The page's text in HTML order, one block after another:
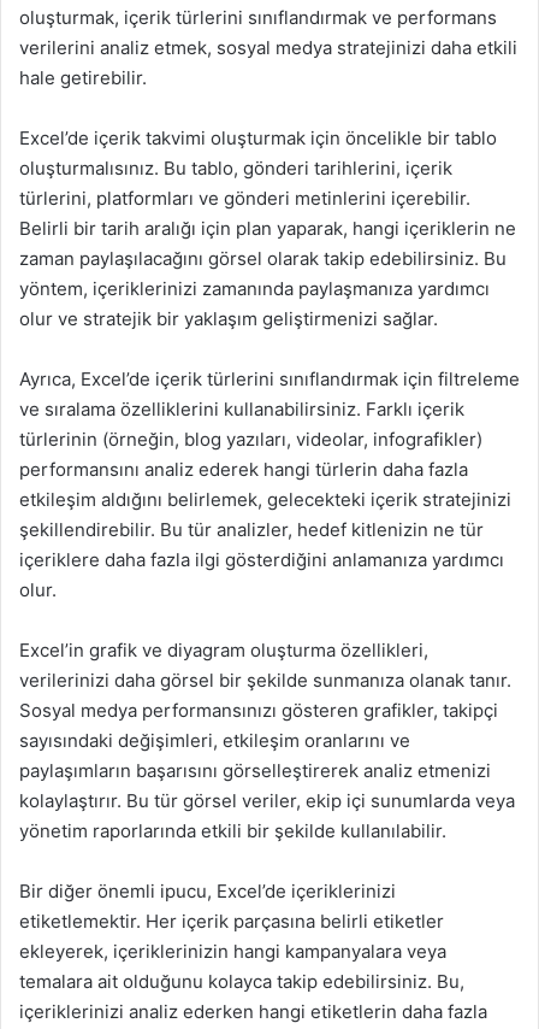
oluşturmak, içerik türlerini sınıflandırmak ve performans
verilerini analiz etmek, sosyal medya stratejinizi daha etkili
hale getirebilir.
Excel’de içerik takvimi oluşturmak için öncelikle bir tablo
oluşturmalısınız. Bu tablo, gönderi tarihlerini, içerik
türlerini, platformları ve gönderi metinlerini içerebilir.
Belirli bir tarih aralığı için plan yaparak, hangi içeriklerin ne
zaman paylaşılacağını görsel olarak takip edebilirsiniz. Bu
yöntem, içeriklerinizi zamanında paylaşmanıza yardımcı
olur ve stratejik bir yaklaşım geliştirmenizi sağlar.
Ayrıca, Excel’de içerik türlerini sınıflandırmak için filtreleme
ve sıralama özelliklerini kullanabilirsiniz. Farklı içerik
türlerinin (örneğin, blog yazıları, videolar, infografikler)
performansını analiz ederek hangi türlerin daha fazla
etkileşim aldığını belirlemek, gelecekteki içerik stratejinizi
şekillendirebilir. Bu tür analizler, hedef kitlenizin ne tür
içeriklere daha fazla ilgi gösterdiğini anlamanıza yardımcı
olur.
Excel’in grafik ve diyagram oluşturma özellikleri,
verilerinizi daha görsel bir şekilde sunmanıza olanak tanır.
Sosyal medya performansınızı gösteren grafikler, takipçi
sayısındaki değişimleri, etkileşim oranlarını ve
paylaşımların başarısını görselleştirerek analiz etmenizi
kolaylaştırır. Bu tür görsel veriler, ekip içi sunumlarda veya
yönetim raporlarında etkili bir şekilde kullanılabilir.
Bir diğer önemli ipucu, Excel’de içeriklerinizi
etiketlemektir. Her içerik parçasına belirli etiketler
ekleyerek, içeriklerinizin hangi kampanyalara veya
temalara ait olduğunu kolayca takip edebilirsiniz. Bu,
içeriklerinizi analiz ederken hangi etiketlerin daha fazla